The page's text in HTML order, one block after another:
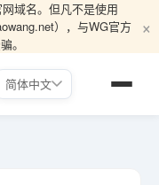
域名。但凡不是使用
），与WG官方
。
×
简体中文